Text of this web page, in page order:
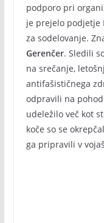
podporo pri
je prejelo podjetje
za sodelovanje.
Gerenčer. Sledili
na srečanje,
antifašističnega
odpravili na
udeležilo več kot
koče so se
ga pripravili v